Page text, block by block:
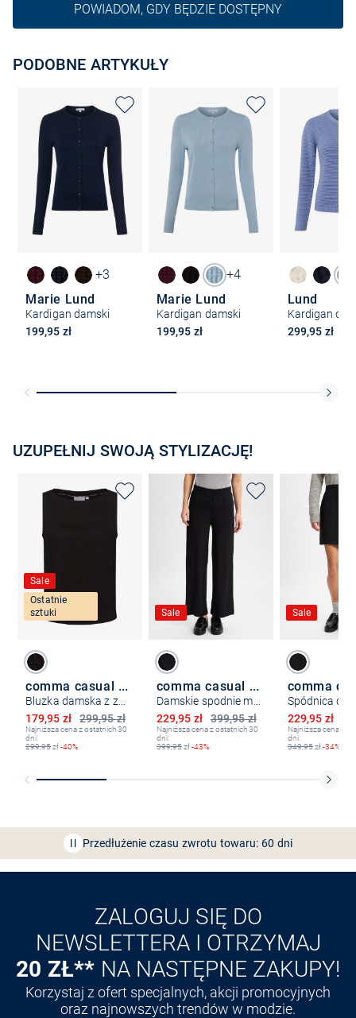
POWIADOM, GDY BĘDZIE DOSTĘPNY
PODOBNE ARTYKUŁY
+3
Marie Lund
Kardigan damski
199,95 zł
+4
Marie Lund
Kardigan damski
199,95 zł
Lund
Kardigan
299,95 zł
UZUPEŁNIJ SWOJĄ STYLIZACJĘ!
Sale
Ostatnie
sztuki
comma casual identity
Bluzka damska z zawartością lnu
299,95 zł
Obniżona cena
179,95 zł
Najniższa cena z ostatnich 30
dni:
299,95zł-40%
Sale
comma casual identity
399,95 zł
Obniżona cena
229,95 zł
Najniższa cena z ostatnich 30
dni:
399,95zł-43%
Sale
Spódnica
Obniżona
229,95 zł
Najniższa cena z
dni:
349,95zł-34%
Przedłużenie czasu zwrotu towaru: 60 dni
Odkryj aplikację VANGRAAF
ZALOGUJ SIĘ DO
NEWSLETTERA I OTRZYMAJ
20 ZŁ** NA NASTĘPNE ZAKUPY!
Korzystaj z ofert specjalnych, akcji promocyjnych
oraz najnowszych trendów w modzie.